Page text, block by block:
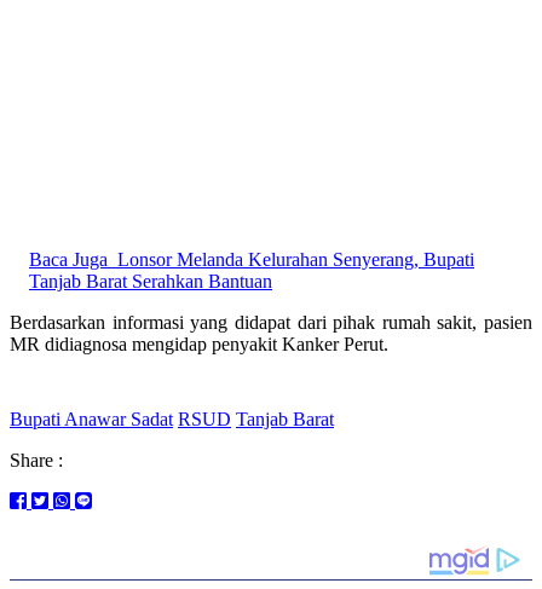
Baca Juga Lonsor Melanda Kelurahan Senyerang, Bupati
Tanjab Barat Serahkan Bantuan
Berdasarkan informasi yang didapat dari pihak rumah sakit, pasien
MR didiagnosa mengidap penyakit Kanker Perut.
Bupati Anawar Sadat RSUD Tanjab Barat
Share :